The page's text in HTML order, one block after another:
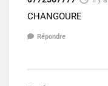
CHANGOURE
Répondre